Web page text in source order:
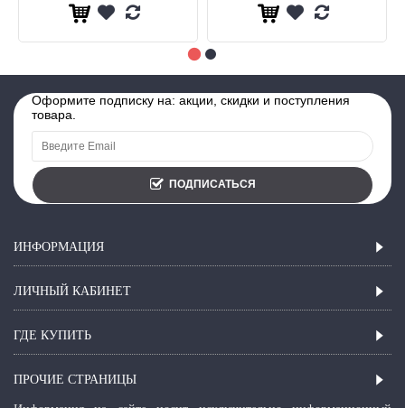
Оформите подписку на: акции, скидки и поступления
товара.
ПОДПИСАТЬСЯ
ИНФОРМАЦИЯ
ЛИЧНЫЙ КАБИНЕТ
ГДЕ КУПИТЬ
ПРОЧИЕ СТРАНИЦЫ